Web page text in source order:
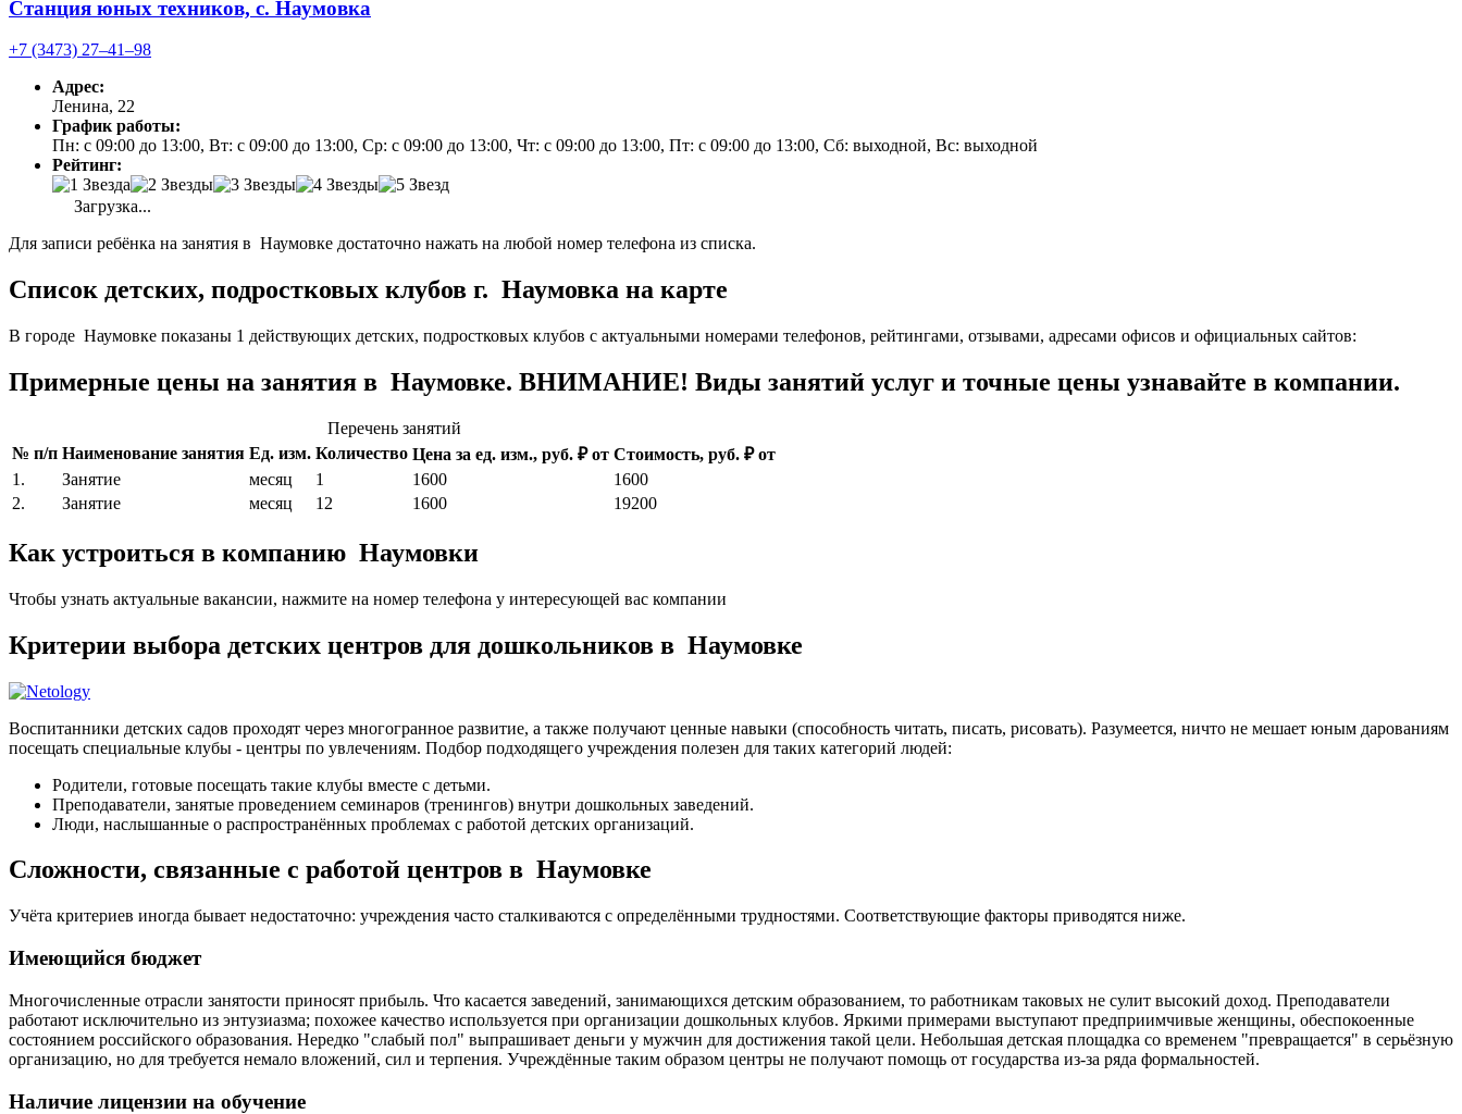
Станция юных техников, с. Наумовка
+7 (3473) 27‒41‒98
Адрес:
Ленина, 22
График работы:
Пн: с 09:00 до 13:00, Вт: с 09:00 до 13:00, Ср: с 09:00 до 13:00, Чт: с 09:00 до 13:00, Пт: с 09:00 до 13:00, Сб: выходной, Вс: выходной
Рейтинг:
Загрузка...
Для записи ребёнка на занятия в Наумовке достаточно нажать на любой номер телефона из списка.
Список детских, подростковых клубов г. Наумовка на карте
В городе Наумовке показаны 1 действующих детских, подростковых клубов с актуальными номерами телефонов, рейтингами, отзывами, адресами офисов и официальных сайтов:
Примерные цены на занятия в Наумовке. ВНИМАНИЕ! Виды занятий услуг и точные цены узнавайте в компании.
Перечень занятий
№ п/п Наименование занятия Ед. изм. Количество Цена за ед. изм., руб. ₽ от Стоимость, руб. ₽ от
1.
Занятие месяц 1 1600
1600
2.
Занятие месяц 12 1600 19200
Как устроиться в компанию Наумовки
Чтобы узнать актуальные вакансии, нажмите на номер телефона у интересующей вас компании
Критерии выбора детских центров для дошкольников в Наумовке
Воспитанники детских садов проходят через многогранное развитие, а также получают ценные навыки (способность читать, писать, рисовать). Разумеется, ничто не мешает юным дарованиям
посещать специальные клубы - центры по увлечениям. Подбор подходящего учреждения полезен для таких категорий людей:
Родители, готовые посещать такие клубы вместе с детьми.
Преподаватели, занятые проведением семинаров (тренингов) внутри дошкольных заведений.
Люди, наслышанные о распространённых проблемах с работой детских организаций.
Сложности, связанные с работой центров в Наумовке
Учёта критериев иногда бывает недостаточно: учреждения часто сталкиваются с определёнными трудностями. Соответствующие факторы приводятся ниже.
Имеющийся бюджет
Многочисленные отрасли занятости приносят прибыль. Что касается заведений, занимающихся детским образованием, то работникам таковых не сулит высокий доход. Преподаватели
работают исключительно из энтузиазма; похожее качество используется при организации дошкольных клубов. Яркими примерами выступают предприимчивые женщины, обеспокоенные
состоянием российского образования. Нередко "слабый пол" выпрашивает деньги у мужчин для достижения такой цели. Небольшая детская площадка со временем "превращается" в серьёзную
организацию, но для требуется немало вложений, сил и терпения. Учреждённые таким образом центры не получают помощь от государства из-за ряда формальностей.
Наличие лицензии на обучение